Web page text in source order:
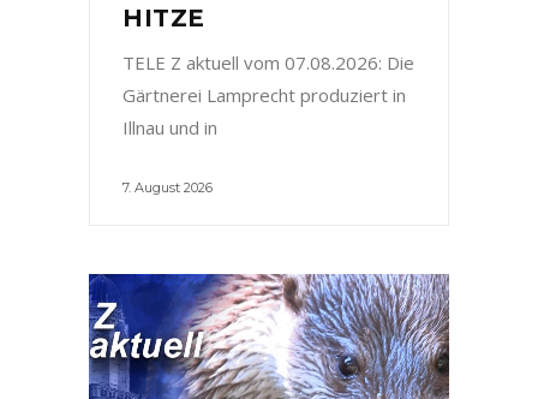
HITZE
TELE Z aktuell vom 07.08.2026: Die
Gärtnerei Lamprecht produziert in
Illnau und in
7. August 2026